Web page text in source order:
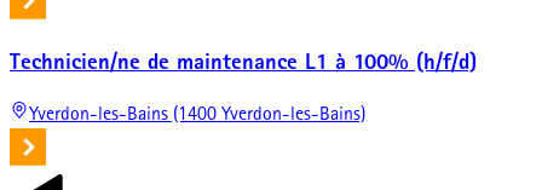
Technicien/ne de maintenance L1 à 100% (h/f/d)
Yverdon-les-Bains (1400 Yverdon-les-Bains)